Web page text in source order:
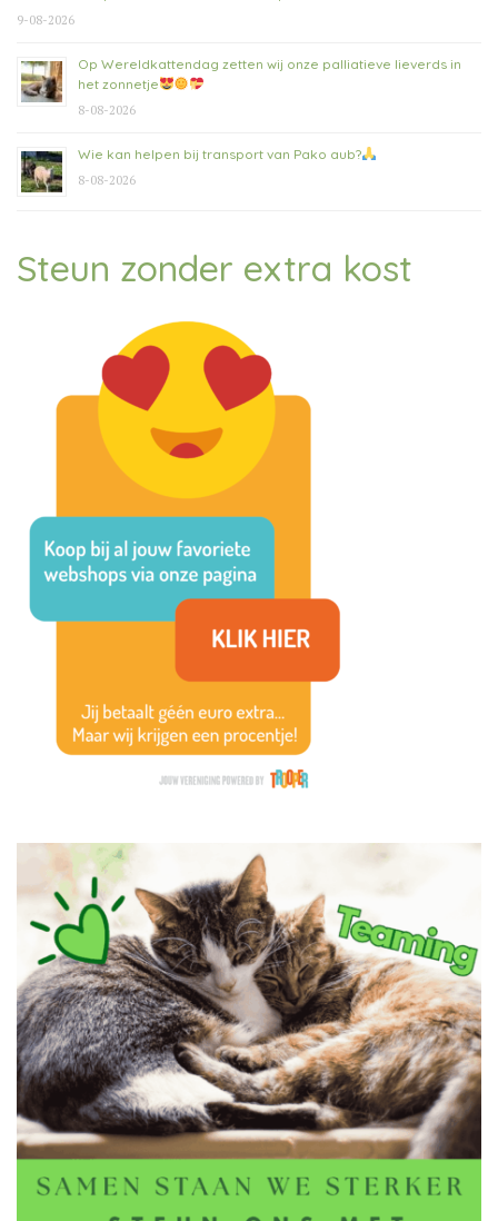
9-08-2026
Op Wereldkattendag zetten wij onze palliatieve lieverds in
het zonnetje
8-08-2026
Wie kan helpen bij transport van Pako aub?
8-08-2026
Steun zonder extra kost